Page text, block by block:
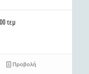
τεμ
Προβολή